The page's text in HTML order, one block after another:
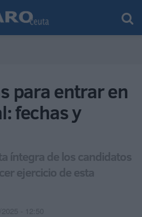
para entrar en
fechas y
íntegra de los candidatos
ejercicio de esta
2025 - 12:50